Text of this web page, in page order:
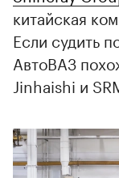
китайская
Если судить
АвтоВАЗ
Jinhaishi и